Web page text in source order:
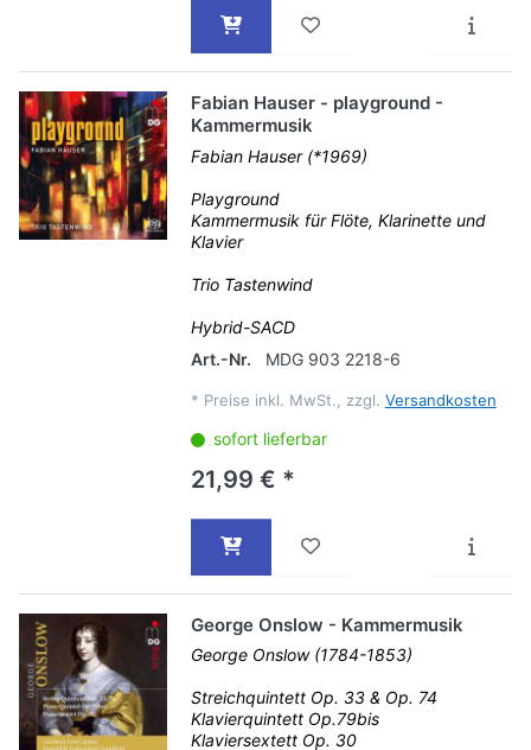
Fabian Hauser - playground -
Kammermusik
Fabian Hauser (*1969)
Playground
Kammermusik für Flöte, Klarinette und
Klavier
Trio Tastenwind
Hybrid-SACD
Art.-Nr.
MDG 903 2218-6
* Preise inkl. MwSt., zzgl. Versandkosten
sofort lieferbar
21,99 € *
George Onslow - Kammermusik
George Onslow (1784-1853)
Streichquintett Op. 33 & Op. 74
Klavierquintett Op.79bis
Klaviersextett Op. 30